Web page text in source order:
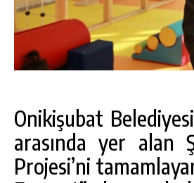
Onikişubat
arasında yer alan
Projesi’ni